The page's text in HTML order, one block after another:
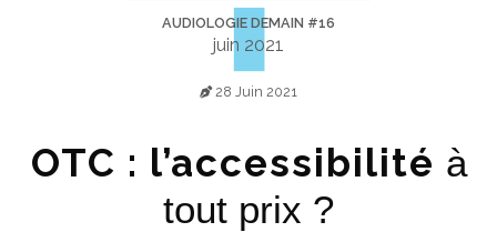
AUDIOLOGIE DEMAIN #16
juin 2021
28 Juin 2021
OTC : l’accessibilité à
tout prix ?